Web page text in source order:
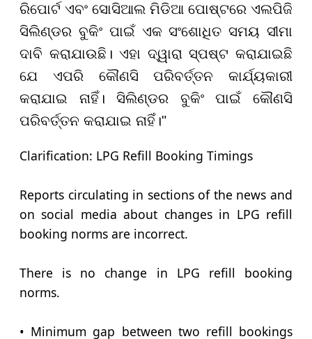
ରିପୋର୍ଟ ଏବଂ ସୋସିଆଲ ମିଡିଆ ପୋଷ୍ଟରେ ଏଲପିଜି
ସିଲିଣ୍ଡର ବୁକିଂ ପାଇଁ ଏକ ସଂଶୋଧିତ ସମୟ ସୀମା
ଦାବି କରାଯାଉଛି। ଏହା ଦ୍ୱାରା ସ୍ପଷ୍ଟ କରାଯାଇଛି
ଯେ ଏପରି କୌଣସି ପରିବର୍ତ୍ତନ କାର୍ଯ୍ୟକାରୀ
କରାଯାଇ ନାହିଁ। ସିଲିଣ୍ଡର ବୁକିଂ ପାଇଁ କୌଣସି
ପରିବର୍ତ୍ତନ କରାଯାଇ ନାହିଁ।"
Clarification: LPG Refill Booking Timings
Reports circulating in sections of the news and
on social media about changes in LPG refill
booking norms are incorrect.
There is no change in LPG refill booking
norms.
• Minimum gap between two refill bookings